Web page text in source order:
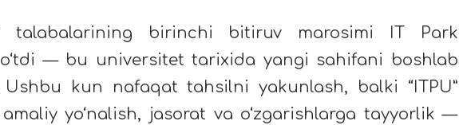
talabalarining birinchi bitiruv marosimi IT Park
o‘tdi — bu universitet tarixida yangi sahifani boshlab
Ushbu kun nafaqat tahsilni yakunlash, balki “ITPU”
yo‘nalish, jasorat va o‘zgarishlarga tayyorlik —